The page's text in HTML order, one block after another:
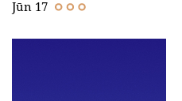
Jūn 17